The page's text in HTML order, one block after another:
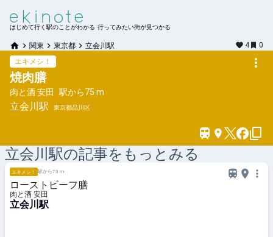
はじめて行く駅のことがわかる 行ってみたい街が見つかる
関東 東京都 立会川駅 4
0
エキメシ！
焼肉膳
肉と酒 安田 駅から75 m
立会川駅 東京都品川区
立会川駅の記事をもっとみる
エキメシ！ 駅から73 m
ローストビーフ膳
肉と酒 安田
立会川駅